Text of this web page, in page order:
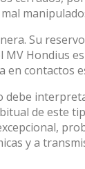
Su
Hondius
en contactos
debe
de este
y a